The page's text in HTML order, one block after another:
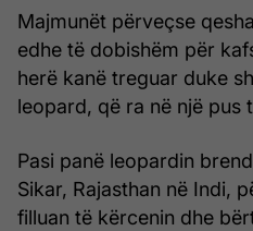
Majmunët përveçse
edhe të dobishëm për
herë kanë treguar duke
leopard, që ra në një pus
Pasi panë leopardin
Sikar, Rajasthan në Indi,
filluan të kërcenin dhe